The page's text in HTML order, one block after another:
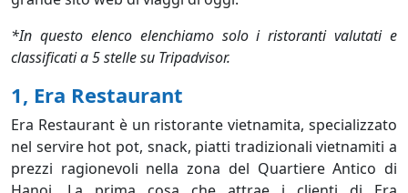
*In questo elenco elenchiamo solo i ristoranti valutati e
classificati a 5 stelle su Tripadvisor.
1, Era Restaurant
Era Restaurant è un ristorante vietnamita, specializzato
nel servire hot pot, snack, piatti tradizionali vietnamiti a
prezzi ragionevoli nella zona del Quartiere Antico di